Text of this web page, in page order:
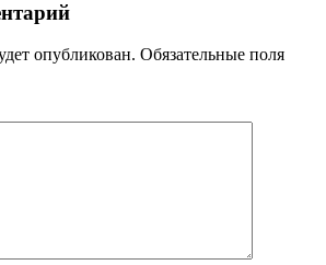
опубликован. Обязательные поля